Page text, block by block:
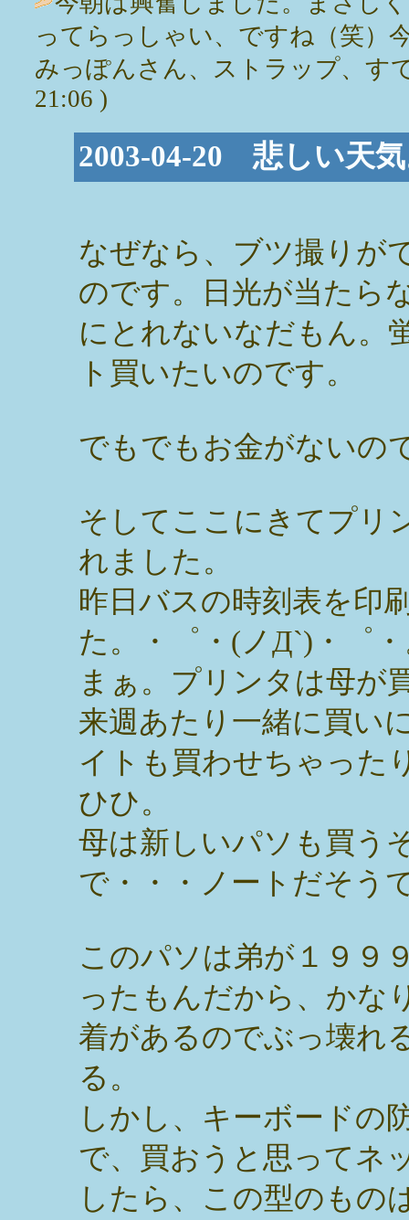
ってらっしゃい、ですね（笑）
みっぽんさん、ストラップ、す
21:06 )
2003-04-20 悲しい天
なぜなら、ブツ撮りが
のです。日光が当たら
にとれないなだもん。
ト買いたいのです。
でもでもお金がないの
そしてここにきてプリ
れました。
昨日バスの時刻表を印
た。・゜・(ノД`)・゜
まぁ。プリンタは母が
来週あたり一緒に買い
イトも買わせちゃった
ひひ。
母は新しいパソも買う
で・・・ノートだそう
このパソは弟が１９９
ったもんだから、かな
着があるのでぶっ壊れ
る。
しかし、キーボードの
で、買おうと思ってネ
したら、この型のもの